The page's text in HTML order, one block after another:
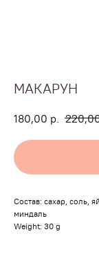
МАКАРУН
180,00 р.
Состав: сахар, соль,
миндаль
Weight: 30 g